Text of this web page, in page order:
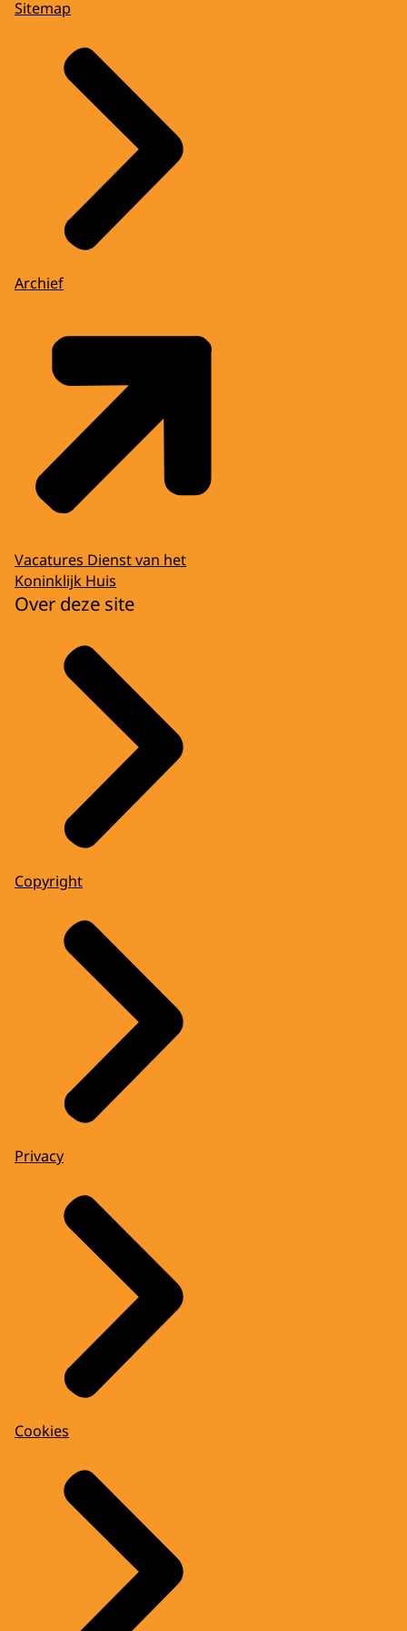
Sitemap
Archief
Vacatures Dienst van het
Koninklijk Huis
Over deze site
Copyright
Privacy
Cookies